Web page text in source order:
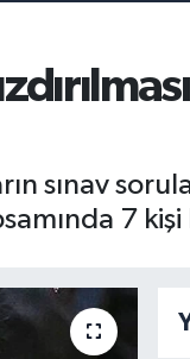
sınav
7